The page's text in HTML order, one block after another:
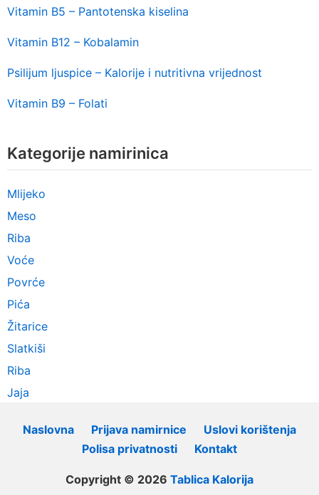
Vitamin B5 – Pantotenska kiselina
Vitamin B12 – Kobalamin
Psilijum ljuspice – Kalorije i nutritivna vrijednost
Vitamin B9 – Folati
Kategorije namirinica
Mlijeko
Meso
Riba
Voće
Povrće
Pića
Žitarice
Slatkiši
Riba
Jaja
Naslovna Prijava namirnice
Uslovi korištenja
Polisa privatnosti
Kontakt
Copyright © 2026 Tablica Kalorija